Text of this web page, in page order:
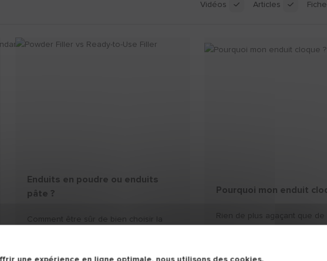
Vidéos Articles
Enduits en poudre ou enduits
pâte ?
Comment être sûr de bien choisir la
Pourquoi mon enduit
Rien de plus agaçant que
comment y remédier.
une expérience en ligne optimale, nous utilisons des cookies.